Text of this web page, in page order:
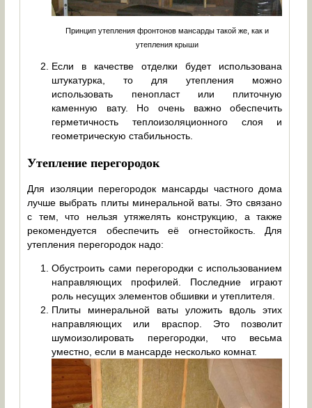
Принцип утепления фронтонов мансарды такой же, как и
утепления крыши
Если в качестве отделки будет использована
штукатурка, то для утепления можно
использовать пенопласт или плиточную
каменную вату. Но очень важно обеспечить
герметичность теплоизоляционного слоя и
геометрическую стабильность.
Утепление перегородок
Для изоляции перегородок мансарды частного дома
лучше выбрать плиты минеральной ваты. Это связано
с тем, что нельзя утяжелять конструкцию, а также
рекомендуется обеспечить её огнестойкость. Для
утепления перегородок надо:
Обустроить сами перегородки с использованием
направляющих профилей. Последние играют
роль несущих элементов обшивки и утеплителя.
Плиты минеральной ваты уложить вдоль этих
направляющих или враспор. Это позволит
шумоизолировать перегородки, что весьма
уместно, если в мансарде несколько комнат.